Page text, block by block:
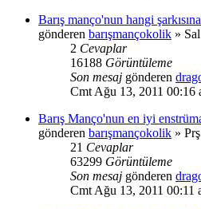
Barış manço'nun hangi
gönderen barışmançokolik »
2 Cevaplar
16188 Görüntüleme
Son mesaj gönderen
Cmt Ağu 13, 2011 00:16
Barış Manço'nun en iyi
gönderen barışmançokolik »
21 Cevaplar
63299 Görüntüleme
Son mesaj gönderen
Cmt Ağu 13, 2011 00:11